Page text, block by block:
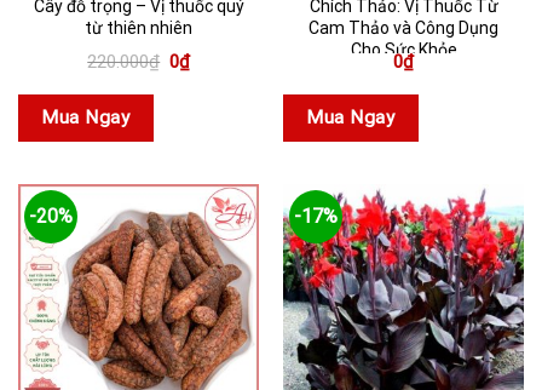
Cây đỗ trọng – Vị thuốc quý
từ thiên nhiên
220.000₫ Giá
gốc
0₫Giá
hiện
Mua Ngay
Chích Thảo: Vị Thuốc Từ
Cam Thảo và Công Dụng
Cho Sức Khỏe
0₫
Mua Ngay
-20% -17%